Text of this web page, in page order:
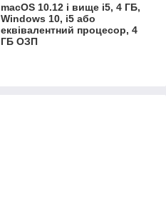
macOS 10.12 і вище i5, 4 ГБ,
Windows 10, i5 або
еквівалентний процесор, 4
ГБ ОЗП